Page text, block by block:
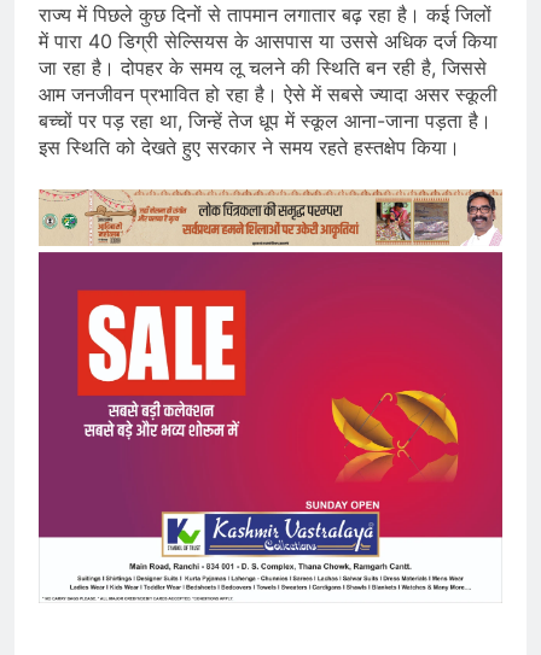
राज्य में पिछले कुछ दिनों से तापमान लगातार बढ़ रहा है। कई जिलों
में पारा 40 डिग्री सेल्सियस के आसपास या उससे अधिक दर्ज किया
जा रहा है। दोपहर के समय लू चलने की स्थिति बन रही है, जिससे
आम जनजीवन प्रभावित हो रहा है। ऐसे में सबसे ज्यादा असर स्कूली
बच्चों पर पड़ रहा था, जिन्हें तेज धूप में स्कूल आना-जाना पड़ता है।
इस स्थिति को देखते हुए सरकार ने समय रहते हस्तक्षेप किया।